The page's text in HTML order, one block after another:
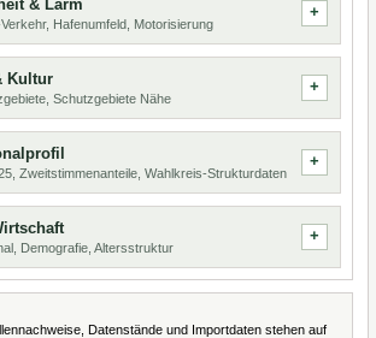
& Lärm
Hafenumfeld, Motorisierung
Kultur
Schutzgebiete Nähe
Zweitstimmenanteile, Wahlkreis-Strukturdaten
Demografie, Altersstruktur
Datenstände und Importdaten stehen auf